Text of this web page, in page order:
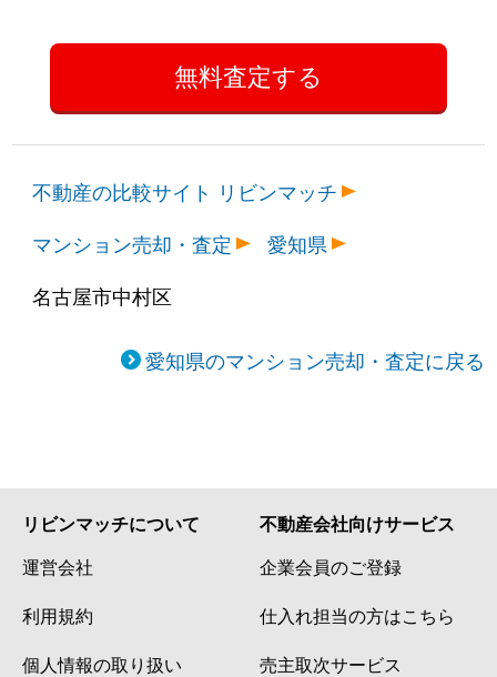
不動産の比較サイト リビンマッチ
マンション売却・査定
愛知県
名古屋市中村区
愛知県のマンション売却・査定に戻る
リビンマッチについて
運営会社
利用規約
個人情報の取り扱い
不動産会社向けサービス
企業会員のご登録
仕入れ担当の方はこちら
売主取次サービス